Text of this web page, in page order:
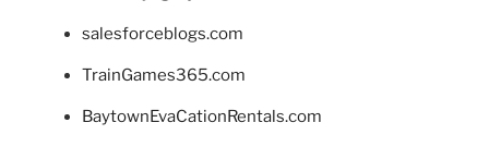
salesforceblogs.com
TrainGames365.com
BaytownEvaCationRentals.com